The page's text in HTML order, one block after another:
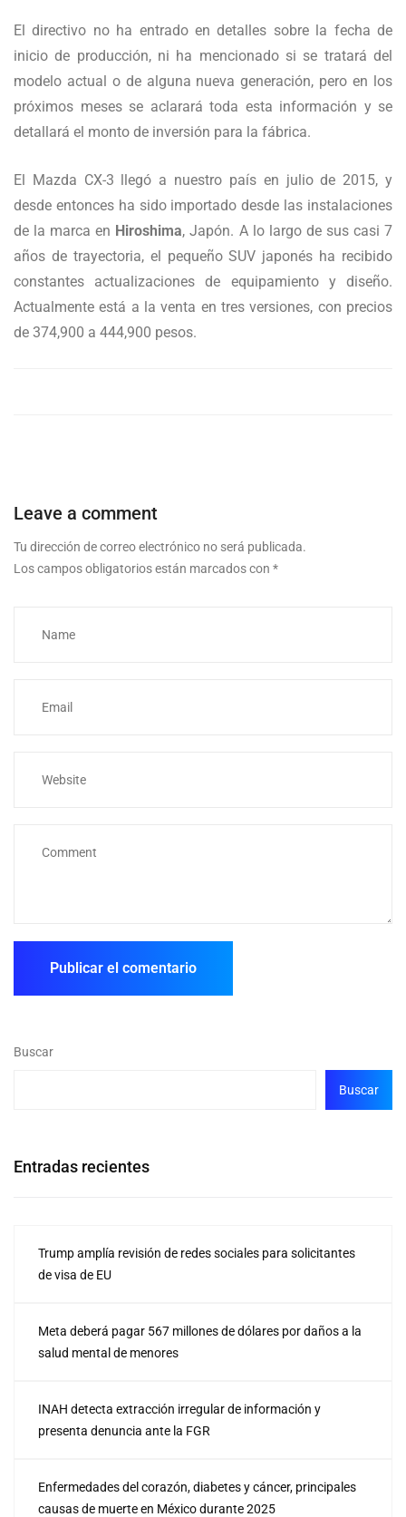
El directivo no ha entrado en detalles sobre la fecha de
inicio de producción, ni ha mencionado si se tratará del
modelo actual o de alguna nueva generación, pero en los
próximos meses se aclarará toda esta información y se
detallará el monto de inversión para la fábrica.
El Mazda CX-3 llegó a nuestro país en julio de 2015, y
desde entonces ha sido importado desde las instalaciones
de la marca en Hiroshima, Japón. A lo largo de sus casi 7
años de trayectoria, el pequeño SUV japonés ha recibido
constantes actualizaciones de equipamiento y diseño.
Actualmente está a la venta en tres versiones, con precios
de 374,900 a 444,900 pesos.
Leave a comment
Tu dirección de correo electrónico no será publicada.
Los campos obligatorios están marcados con *
Buscar
Buscar
Entradas recientes
Trump amplía revisión de redes sociales para solicitantes
de visa de EU
Meta deberá pagar 567 millones de dólares por daños a la
salud mental de menores
INAH detecta extracción irregular de información y
presenta denuncia ante la FGR
Enfermedades del corazón, diabetes y cáncer, principales
causas de muerte en México durante 2025